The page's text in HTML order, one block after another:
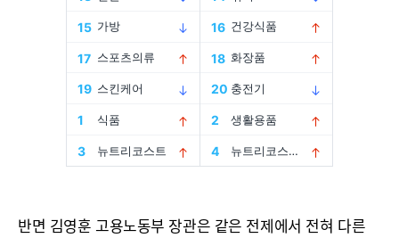
반면 김영훈 고용노동부 장관은 같은 전제에서 전혀 다른